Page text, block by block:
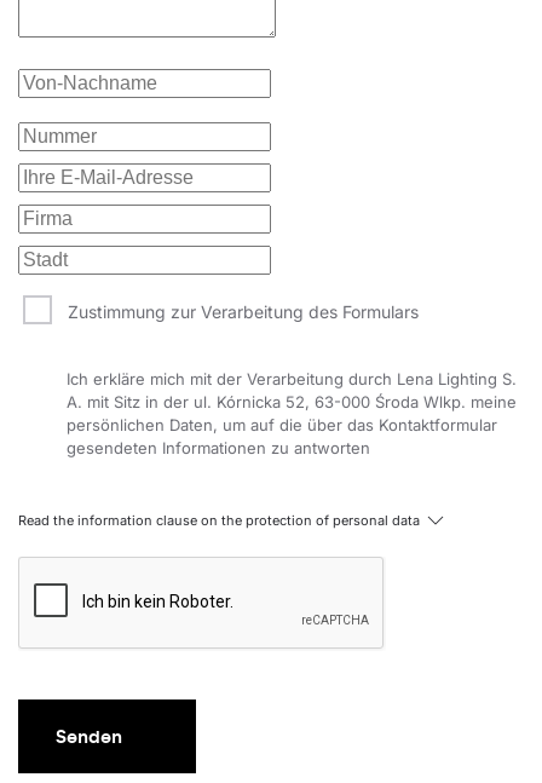
Zustimmung zur Verarbeitung des Formulars
Ich erkläre mich mit der Verarbeitung durch Lena Lighting S.
A. mit Sitz in der ul. Kórnicka 52, 63-000 Środa Wlkp. meine
persönlichen Daten, um auf die über das Kontaktformular
gesendeten Informationen zu antworten
Read the information clause on the protection of personal data
Senden